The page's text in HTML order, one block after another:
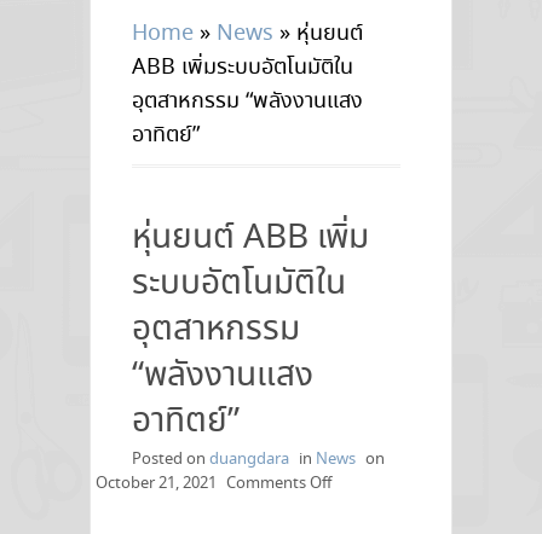
Home » News » หุ่นยนต์
ABB เพิ่มระบบอัตโนมัติใน
อุตสาหกรรม “พลังงานแสง
อาทิตย์”
หุ่นยนต์ ABB เพิ่ม
ระบบอัตโนมัติใน
อุตสาหกรรม
“พลังงานแสง
อาทิตย์”
Posted on duangdara in News on
October 21, 2021 Comments Offon